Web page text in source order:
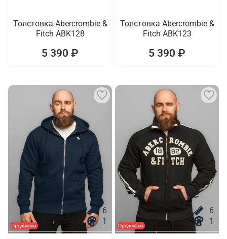
Толстовка Abercrombie &
Fitch ABK128
5 390 ₽
Толстовка Abercrombie &
Fitch ABK123
5 390 ₽
Предзаказ
6
1
Предзаказ
6
1